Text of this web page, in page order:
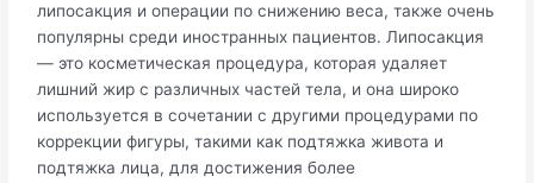
липосакция и операции по снижению веса, также очень
популярны среди иностранных пациентов. Липосакция
— это косметическая процедура, которая удаляет
лишний жир с различных частей тела, и она широко
используется в сочетании с другими процедурами по
коррекции фигуры, такими как подтяжка живота и
подтяжка лица, для достижения более